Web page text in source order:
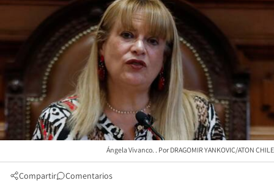
Ángela Vivanco. DRAGOMIR YANKOVIC/ATON CHILE
Compartir Comentarios